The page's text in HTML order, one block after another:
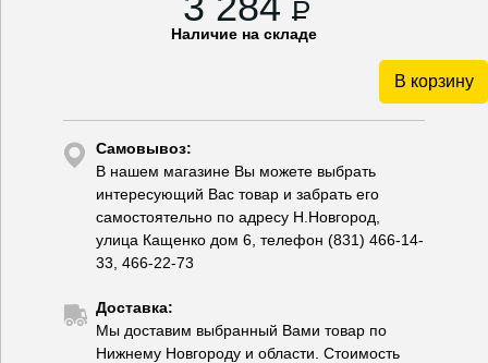
P
Наличие на складе
В корзину
Самовывоз:
В нашем магазине Вы можете выбрать
интересующий Вас товар и забрать его
самостоятельно по адресу Н.Новгород,
улица Кащенко дом 6, телефон (831) 466-14-
33, 466-22-73
Доставка:
Мы доставим выбранный Вами товар по
Нижнему Новгороду и области. Стоимость